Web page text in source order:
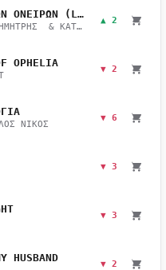
ΤΟ ΒΑΛΣ ΤΩΝ ΟΝΕΙΡΩΝ (LIVE)
ΜΠΑΚΟΥΛΗΣ ΔΗΜΗΤΡΗΣ & ΚΑΤΣΙΜΙΧΑ ΜΑΡΙΑΝΑ
▲ 2
OPHELIA ▼ 2
ΝΙΚΟΣ
▼ 6
▼ 3
▼ 3
HUSBAND ▼ 2